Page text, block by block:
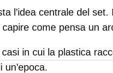
l’idea centrale del
capire come pensa un
in cui la plastica